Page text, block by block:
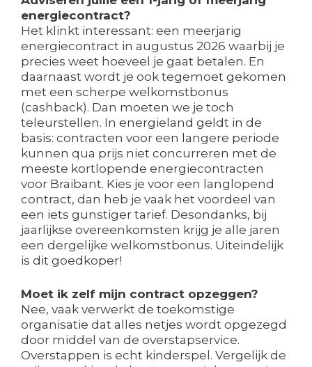
energiecontract?
Het klinkt interessant: een meerjarig
energiecontract in augustus 2026 waarbij je
precies weet hoeveel je gaat betalen. En
daarnaast wordt je ook tegemoet gekomen
met een scherpe welkomstbonus
(cashback). Dan moeten we je toch
teleurstellen. In energieland geldt in de
basis: contracten voor een langere periode
kunnen qua prijs niet concurreren met de
meeste kortlopende energiecontracten
voor Braibant. Kies je voor een langlopend
contract, dan heb je vaak het voordeel van
een iets gunstiger tarief. Desondanks, bij
jaarlijkse overeenkomsten krijg je alle jaren
een dergelijke welkomstbonus. Uiteindelijk
is dit goedkoper!
Moet ik zelf mijn contract opzeggen?
Nee, vaak verwerkt de toekomstige
organisatie dat alles netjes wordt opgezegd
door middel van de overstapservice.
Overstappen is echt kinderspel. Vergelijk de